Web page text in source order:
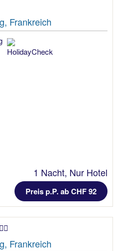
Frankreich
1 Nacht, Nur Hotel
Preis p.P. ab CHF 92
Frankreich